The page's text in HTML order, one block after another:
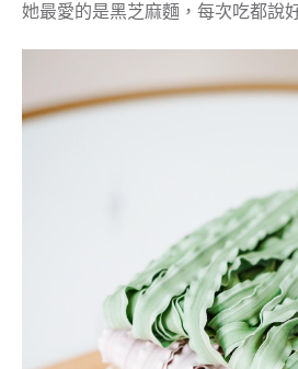
她最愛的是黑芝麻麵，每次吃都說